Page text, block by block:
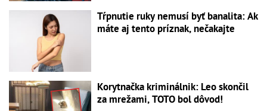
Tŕpnutie ruky nemusí byť banalita: Ak
máte aj tento príznak, nečakajte
Korytnačka kriminálnik: Leo skončil
za mrežami, TOTO bol dôvod!